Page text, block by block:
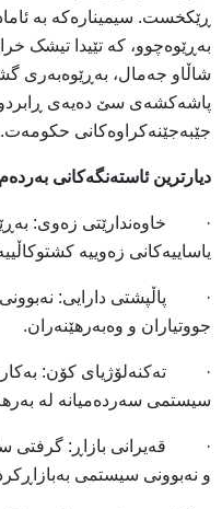
ڕێكخست. سیمینارەکە بە
بەڕێوەچوو، کە تێیدا تیشک
شاڵاو جەمال، بەڕێوەبەری
پاشەکشەی سێ دەیەی
جێبەجێنەکراوەکانی حکومەت.
دیارترین ئاستەنگەکانی
· خاوەندارێتی زەوی:
یاساییەکانی زەوییە
· پاڵپشتی دارایی: نەبوونی
جووتیاران و وەبەرهێنەران.
· تەکنەلۆژیای کۆن:
سیستمی سەردەمیانە لە
· قەیرانی بازاڕ: گرفتی
و نەبوونی سیستمی